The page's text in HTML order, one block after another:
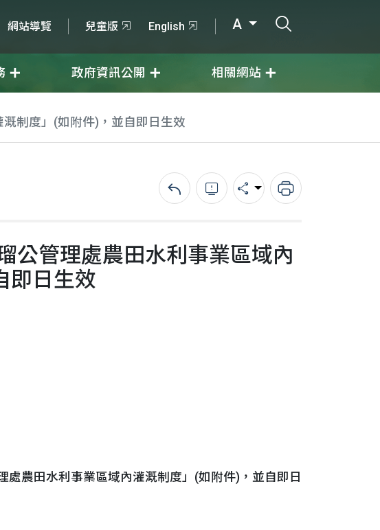
網站導覽 兒童版 English A
政府資訊公開 相關網站
制度」(如附件)，並自即日生效
回上一頁錯誤回報分享 列印
公管理處農田水利事業區域內
即日生效
農田水利事業區域內灌溉制度」(如附件)，並自即日